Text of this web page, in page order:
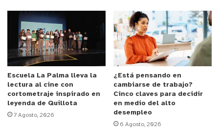
YouTube.”
Anuncio Patrocinado
La profesora comentó que “siempre se me ha dado
trabajé en un colegio que tenía plataformas en
Facebook, tenían canal de YouTube, por lo que
tenían todo el material para poder generar buenos
proyectos que ayuden a los estudiantes. Yo cree la
Escuela La Palma lleva la
lectura al cine con
cortometraje inspirado en
leyenda de Quillota
7 Agosto, 2026
¿Está pensando en
cambiarse de trabajo?
Cinco claves para decidir
en medio del alto
desempleo
6 Agosto, 2026